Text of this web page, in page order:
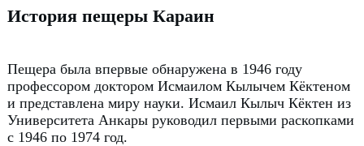
История пещеры Караин
Пещера была впервые обнаружена в 1946 году
профессором доктором Исмаилом Кылычем Кёктеном
и представлена миру науки. Исмаил Кылыч Кёктен из
Университета Анкары руководил первыми раскопками
с 1946 по 1974 год.